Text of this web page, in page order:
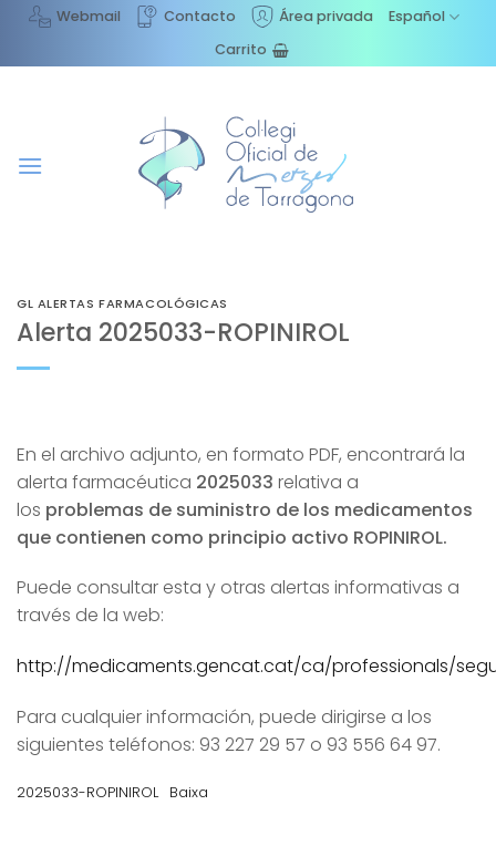
Saltar
contenido
Webmail Contacto Área privada
Español
Carrito
GL ALERTAS FARMACOLÓGICAS
Alerta 2025033-ROPINIROL
En el archivo adjunto, en formato PDF, encontrará la
alerta farmacéutica 2025033 relativa a
los problemas de suministro de los medicamentos
que contienen como principio activo ROPINIROL.
Puede consultar esta y otras alertas informativas a
través de la web:
http://medicaments.gencat.cat/ca/professionals/
Para cualquier información, puede dirigirse a los
siguientes teléfonos: 93 227 29 57 o 93 556 64 97.
2025033-ROPINIROL Baixa